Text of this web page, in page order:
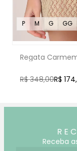
P M G GG
Regata
R$ 348,00R$
Receba